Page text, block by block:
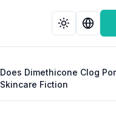
Does Dimethicone Clog
Skincare Fiction